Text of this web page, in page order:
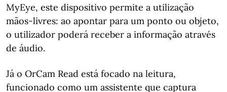
MyEye, este dispositivo permite a utilização
mãos-livres: ao apontar para um ponto ou objeto,
o utilizador poderá receber a informação através
de áudio.
Já o OrCam Read está focado na leitura,
funcionado como um assistente que captura